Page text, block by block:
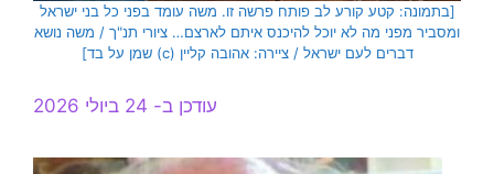
[בתמונה: קטע קורע לב פותח פרשה זו. משה עומד בפני כל בני ישראל
ומסביר מפני מה לא יוכל להיכנס איתם לארצם… ציורי תנ"ך / משה נושא
דברים לעם ישראל / ציירה: אהובה קליין (c) שמן על בד]
עודכן ב- 24 ביולי 2026